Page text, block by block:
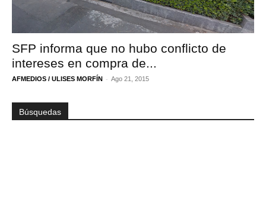
SFP informa que no hubo conflicto de
intereses en compra de...
AFMEDIOS / ULISES MORFÍN - Ago 21, 2015
Búsquedas